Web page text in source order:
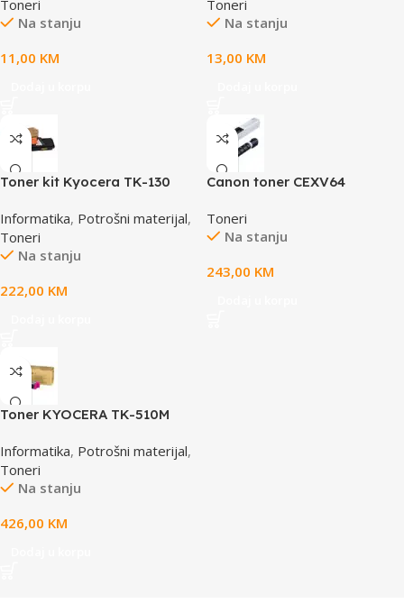
Toneri
Na stanju
11,00 KM
strana
Toneri
Na stanju
13,00 KM
Toner kit Kyocera TK-130
Informatika, Potrošni materijal,
Toneri
Na stanju
222,00 KM
Canon toner CEXV64
Toneri
Na stanju
243,00 KM
Toner KYOCERA TK-510M
Informatika, Potrošni materijal,
Toneri
Na stanju
426,00 KM